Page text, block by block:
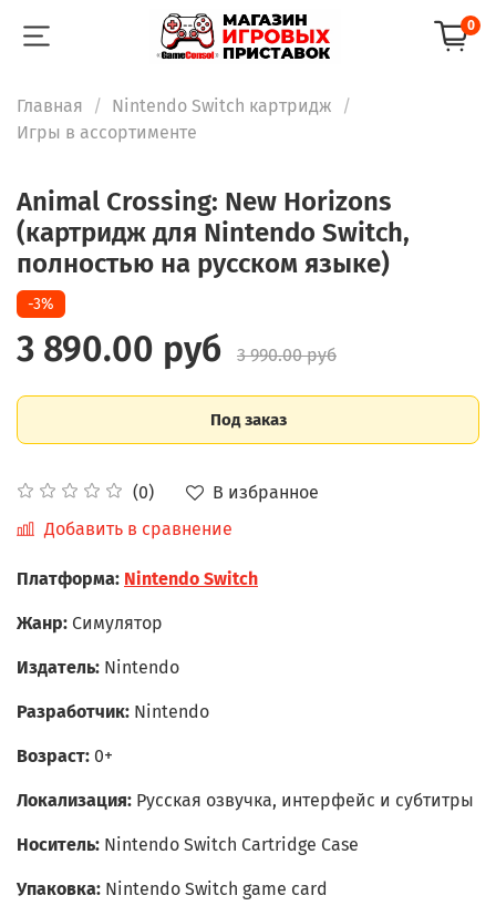
0
Главная
Nintendo Switch картридж
Игры в ассортименте
Animal Crossing: New Horizons
(картридж для Nintendo Switch,
полностью на русском языке)
(0)
В избранное
Добавить в сравнение
-3%
3 890.00 руб 3 990.00 руб
Под заказ
Платформа: Nintendo Switch
Жанр: Симулятор
Издатель: Nintendo
Разработчик: Nintendo
Возраст: 0+
Локализация: Русская озвучка, интерфейс и субтитры
Носитель: Nintendo Switch Cartridge Case
Упаковка: Nintendo Switch game card